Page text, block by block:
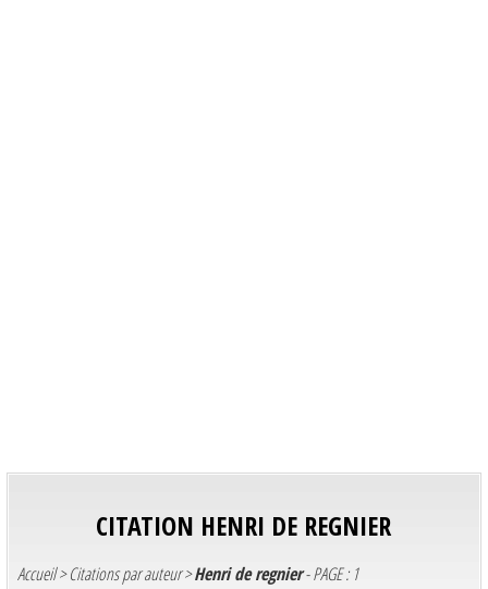
CITATION HENRI DE REGNIER
Accueil>Citations par auteur>Henri de regnier- PAGE : 1